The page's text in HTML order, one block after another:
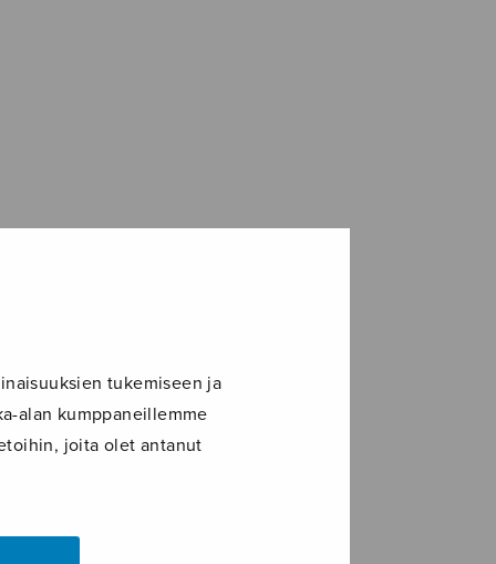
tukemiseen ja
alan kumppaneillemme
joita olet antanut